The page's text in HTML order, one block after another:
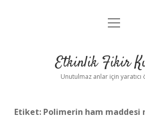
Anasayfa
Yasal Uyarı
menüyü
Etkinlik Fikir
Unutulmaz anlar için yaratıcı
Etiket: Polimerin ham maddesi